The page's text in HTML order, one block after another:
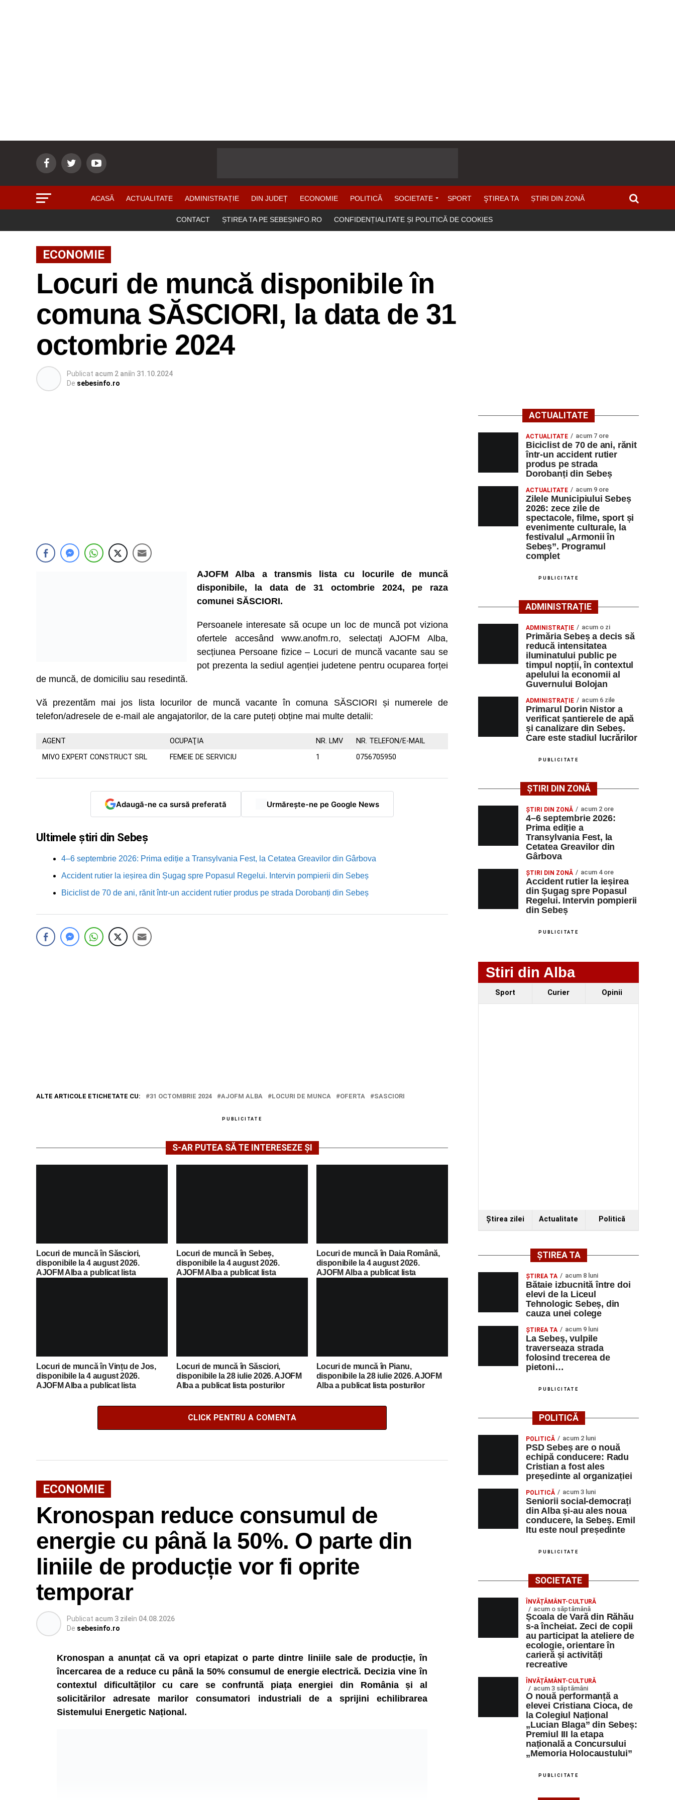
ACASĂ ACTUALITATE ADMINISTRAȚIE DIN JUDEȚ ECONOMIE POLITICĂ SOCIETATE SPORT ŞTIREA TA ȘTIRI DIN ZONĂ
CONTACT ȘTIREA TA PE SEBEȘINFO.RO CONFIDENȚIALITATE ȘI POLITICĂ DE COOKIES
ECONOMIE
Locuri de muncă disponibile în
comuna SĂSCIORI, la data de 31
octombrie 2024
Publicat acum 2 aniîn 31.10.2024
De sebesinfo.ro
AJOFM Alba a transmis lista cu locurile de muncă
disponibile, la data de 31 octombrie 2024, pe raza
comunei SĂSCIORI.
Persoanele interesate să ocupe un loc de muncă pot viziona
ofertele accesând www.anofm.ro, selectați AJOFM Alba,
secțiunea Persoane fizice – Locuri de muncă vacante sau se
pot prezenta la sediul agenției judetene pentru ocuparea forței
de muncă, de domiciliu sau resedintă.
Vă prezentăm mai jos lista locurilor de muncă vacante în comuna SĂSCIORI și numerele de
telefon/adresele de e-mail ale angajatorilor, de la care puteți obține mai multe detalii:
AGENT OCUPAŢIA NR. LMV
NR. TELEFON/E-MAIL
MIVO EXPERT CONSTRUCT SRL
FEMEIE DE SERVICIU 1 0756705950
Adaugă-ne ca sursă preferată Urmărește-ne pe Google News
Ultimele știri din Sebeș
4–6 septembrie 2026: Prima ediție a Transylvania Fest, la Cetatea Greavilor din Gârbova
Accident rutier la ieșirea din Șugag spre Popasul Regelui. Intervin pompierii din Sebeș
Biciclist de 70 de ani, rănit într-un accident rutier produs pe strada Dorobanți din Sebeș
ALTE ARTICOLE ETICHETATE CU: 31 OCTOMBRIE 2024 AJOFM ALBA LOCURI DE MUNCA OFERTA SASCIORI
PUBLICITATE
S-AR PUTEA SĂ TE INTERESEZE ȘI
Locuri de muncă în Săsciori,
disponibile la 4 august 2026.
AJOFM Alba a publicat lista
Locuri de muncă în Sebeș,
disponibile la 4 august 2026.
AJOFM Alba a publicat lista
Locuri de muncă în Daia Română,
disponibile la 4 august 2026.
AJOFM Alba a publicat lista
Locuri de muncă în Vințu de Jos,
disponibile la 4 august 2026.
AJOFM Alba a publicat lista
Locuri de muncă în Săsciori,
disponibile la 28 iulie 2026. AJOFM
Alba a publicat lista posturilor
Locuri de muncă în Pianu,
disponibile la 28 iulie 2026. AJOFM
Alba a publicat lista posturilor
CLICK PENTRU A COMENTA
ECONOMIE
Kronospan reduce consumul de
energie cu până la 50%. O parte din
liniile de producție vor fi oprite
temporar
Publicat acum 3 zileîn 04.08.2026
De sebesinfo.ro
Kronospan a anunțat că va opri etapizat o parte dintre liniile sale de producție, în
încercarea de a reduce cu până la 50% consumul de energie electrică. Decizia vine în
contextul dificultăților cu care se confruntă piața energiei din România și al
solicitărilor adresate marilor consumatori industriali de a sprijini echilibrarea
Sistemului Energetic Național.
ACTUALITATE
ACTUALITATE acum 7 ore
Biciclist de 70 de ani, rănit
într-un accident rutier
produs pe strada
Dorobanți din Sebeș
ACTUALITATE acum 9 ore
Zilele Municipiului Sebeș
2026: zece zile de
spectacole, filme, sport și
evenimente culturale, la
festivalul „Armonii în
Sebeș”. Programul
complet
PUBLICITATE
ADMINISTRAȚIE
ADMINISTRAȚIE acum o zi
Primăria Sebeș a decis să
reducă intensitatea
iluminatului public pe
timpul nopții, în contextul
apelului la economii al
Guvernului Bolojan
ADMINISTRAȚIE acum 6 zile
Primarul Dorin Nistor a
verificat șantierele de apă
și canalizare din Sebeș.
Care este stadiul lucrărilor
PUBLICITATE
ȘTIRI DIN ZONĂ
ȘTIRI DIN ZONĂ acum 2 ore
4–6 septembrie 2026:
Prima ediție a
Transylvania Fest, la
Cetatea Greavilor din
Gârbova
ȘTIRI DIN ZONĂ acum 4 ore
Accident rutier la ieșirea
din Șugag spre Popasul
Regelui. Intervin pompierii
din Sebeș
PUBLICITATE
Stiri din Alba
Sport Curier Opinii
Ştirea zilei Actualitate Politică
ȘTIREA TA
ŞTIREA TA acum 8 luni
Bătaie izbucnită între doi
elevi de la Liceul
Tehnologic Sebeș, din
cauza unei colege
ŞTIREA TA acum 9 luni
La Sebeș, vulpile
traverseaza strada
folosind trecerea de
pietoni…
PUBLICITATE
POLITICĂ
POLITICĂ acum 2 luni
PSD Sebeș are o nouă
echipă conducere: Radu
Cristian a fost ales
președinte al organizației
POLITICĂ acum 3 luni
Seniorii social-democrați
din Alba și-au ales noua
conducere, la Sebeș. Emil
Itu este noul președinte
PUBLICITATE
SOCIETATE
ÎNVĂȚĂMÂNT-CULTURĂ
acum o săptămână
Școala de Vară din Răhău
s-a încheiat. Zeci de copii
au participat la ateliere de
ecologie, orientare în
carieră și activități
recreative
ÎNVĂȚĂMÂNT-CULTURĂ
acum 3 săptămâni
O nouă performanță a
elevei Cristiana Cioca, de
la Colegiul Național
„Lucian Blaga” din Sebeș:
Premiul III la etapa
națională a Concursului
„Memoria Holocaustului”
PUBLICITATE